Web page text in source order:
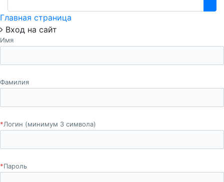
Главная страница
Вход на сайт
Имя
Фамилия
*Логин (минимум 3 символа)
*Пароль